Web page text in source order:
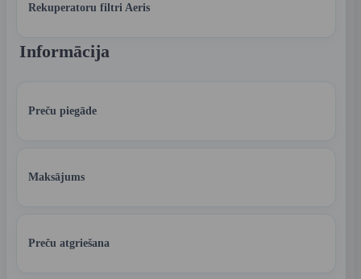
Rekuperatoru filtri Aeris
Informācija
Preču piegāde
Maksājums
Preču atgriešana